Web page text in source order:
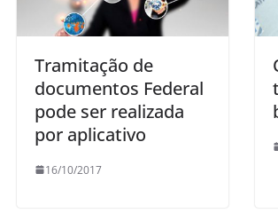
Tramitação de
documentos Federal
pode ser realizada
por aplicativo
16/10/2017